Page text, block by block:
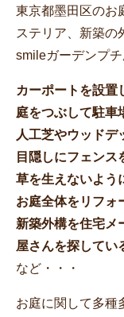
東京都墨田区のお
ステリア、新築の
smileガーデンプチ
カーポートを設置
庭をつぶして駐車
人工芝やウッドデ
目隠しにフェンス
草を生えないよう
お庭全体をリフォ
新築外構を住宅メ
屋さんを探してい
など・・・
お庭に関して多種